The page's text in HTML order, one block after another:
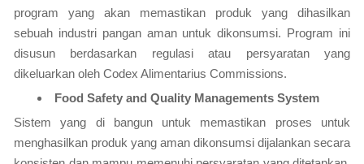
program yang akan memastikan produk yang dihasilkan
sebuah industri pangan aman untuk dikonsumsi. Program ini
disusun berdasarkan regulasi atau persyaratan yang
dikeluarkan oleh Codex Alimentarius Commissions.
Food Safety and Quality Managements System
Sistem yang di bangun untuk memastikan proses untuk
menghasilkan produk yang aman dikonsumsi dijalankan secara